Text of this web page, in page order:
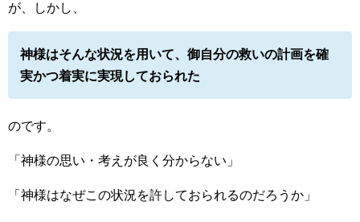
が、しかし、
神様はそんな状況を用いて、御自分の救いの計画を確
実かつ着実に実現しておられた
のです。
「神様の思い・考えが良く分からない」
「神様はなぜこの状況を許しておられるのだろうか」